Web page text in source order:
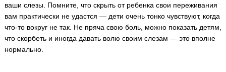
ваши слезы. Помните, что скрыть от ребенка свои переживания
вам практически не удастся — дети очень тонко чувствуют, когда
что-то вокруг не так. Не пряча свою боль, можно показать детям,
что скорбеть и иногда давать волю своим слезам — это вполне
нормально.